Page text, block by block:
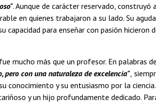
. Aunque de carácter reservado, construyó
en quienes trabajaron a su lado. Su
capacidad para enseñar con pasión hicieron
mucho más que un profesor. En palabras
pero con una naturaleza de excelencia"
conocimiento y su entusiasmo por la
y un hijo profundamente dedicado.